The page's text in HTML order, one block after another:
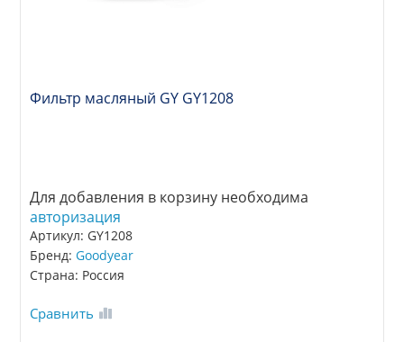
Фильтр масляный GY GY1208
Для добавления в корзину необходима
авторизация
Артикул: GY1208
Бренд:Goodyear
Страна: Россия
Сравнить